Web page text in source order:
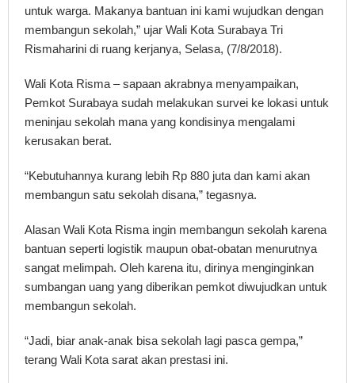
untuk warga. Makanya bantuan ini kami wujudkan dengan
membangun sekolah,” ujar Wali Kota Surabaya Tri
Rismaharini di ruang kerjanya, Selasa, (7/8/2018).
Wali Kota Risma – sapaan akrabnya menyampaikan,
Pemkot Surabaya sudah melakukan survei ke lokasi untuk
meninjau sekolah mana yang kondisinya mengalami
kerusakan berat.
“Kebutuhannya kurang lebih Rp 880 juta dan kami akan
membangun satu sekolah disana,” tegasnya.
Alasan Wali Kota Risma ingin membangun sekolah karena
bantuan seperti logistik maupun obat-obatan menurutnya
sangat melimpah. Oleh karena itu, dirinya menginginkan
sumbangan uang yang diberikan pemkot diwujudkan untuk
membangun sekolah.
“Jadi, biar anak-anak bisa sekolah lagi pasca gempa,”
terang Wali Kota sarat akan prestasi ini.